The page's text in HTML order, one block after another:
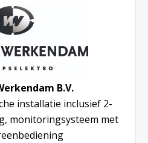
B.V.
installatie inclusief 2-
monitoringsysteem met